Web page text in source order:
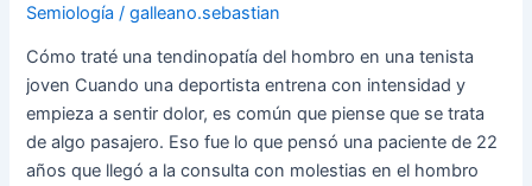
Semiología /galleano.sebastian
Cómo traté una tendinopatía del hombro en una tenista
joven Cuando una deportista entrena con intensidad y
empieza a sentir dolor, es común que piense que se trata
de algo pasajero. Eso fue lo que pensó una paciente de 22
años que llegó a la consulta con molestias en el hombro